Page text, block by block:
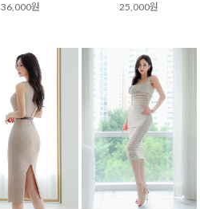
36,000원
25,000원